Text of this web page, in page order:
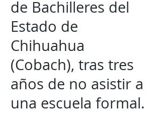
de Bachilleres del
Estado de
Chihuahua
(Cobach), tras tres
años de no asistir a
una escuela formal.